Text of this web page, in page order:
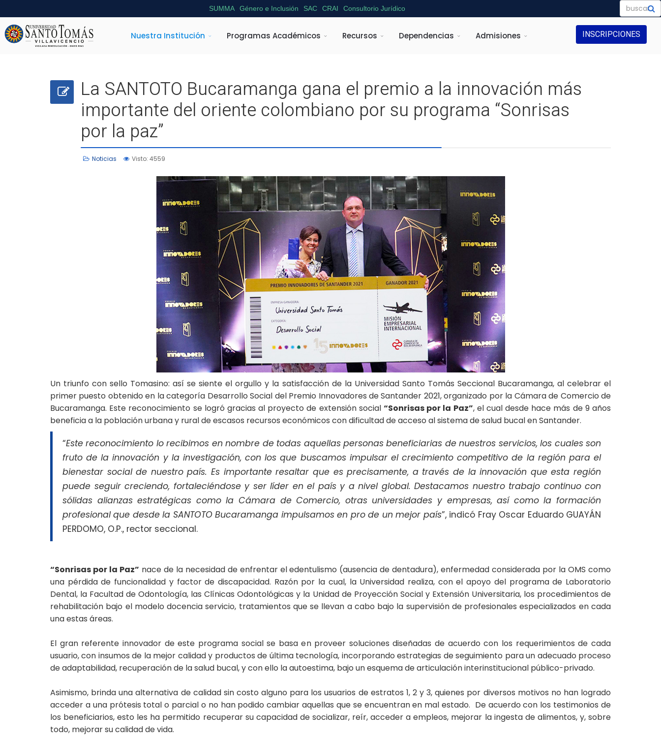
SUMMA Género e Inclusión SAC CRAI Consultorio Jurídico
Nuestra Institución Programas Académicos Recursos Dependencias Admisiones INSCRIPCIONES
La SANTOTO Bucaramanga gana el premio a la innovación más
importante del oriente colombiano por su programa “Sonrisas
por la paz”
Noticias Visto: 4559
Un triunfo con sello Tomasino: así se siente el orgullo y la satisfacción de la Universidad Santo Tomás Seccional Bucaramanga, al celebrar el
primer puesto obtenido en la categoría Desarrollo Social del Premio Innovadores de Santander 2021, organizado por la Cámara de Comercio de
Bucaramanga. Este reconocimiento se logró gracias al proyecto de extensión social “Sonrisas por la Paz”, el cual desde hace más de 9 años
beneficia a la población urbana y rural de escasos recursos económicos con dificultad de acceso al sistema de salud bucal en Santander.
“Este reconocimiento lo recibimos en nombre de todas aquellas personas beneficiarias de nuestros servicios, los cuales son
fruto de la innovación y la investigación, con los que buscamos impulsar el crecimiento competitivo de la región para el
bienestar social de nuestro país. Es importante resaltar que es precisamente, a través de la innovación que esta región
puede seguir creciendo, fortaleciéndose y ser líder en el país y a nivel global. Destacamos nuestro trabajo continuo con
sólidas alianzas estratégicas como la Cámara de Comercio, otras universidades y empresas, así como la formación
profesional que desde la SANTOTO Bucaramanga impulsamos en pro de un mejor país”, indicó Fray Oscar Eduardo GUAYÁN
PERDOMO, O.P., rector seccional.
“Sonrisas por la Paz” nace de la necesidad de enfrentar el edentulismo (ausencia de dentadura), enfermedad considerada por la OMS como
una pérdida de funcionalidad y factor de discapacidad. Razón por la cual, la Universidad realiza, con el apoyo del programa de Laboratorio
Dental, la Facultad de Odontología, las Clínicas Odontológicas y la Unidad de Proyección Social y Extensión Universitaria, los procedimientos de
rehabilitación bajo el modelo docencia servicio, tratamientos que se llevan a cabo bajo la supervisión de profesionales especializados en cada
una estas áreas.
El gran referente innovador de este programa social se basa en proveer soluciones diseñadas de acuerdo con los requerimientos de cada
usuario, con insumos de la mejor calidad y productos de última tecnología, incorporando estrategias de seguimiento para un adecuado proceso
de adaptabilidad, recuperación de la salud bucal, y con ello la autoestima, bajo un esquema de articulación interinstitucional público-privado.
Asimismo, brinda una alternativa de calidad sin costo alguno para los usuarios de estratos 1, 2 y 3, quienes por diversos motivos no han logrado
acceder a una prótesis total o parcial o no han podido cambiar aquellas que se encuentran en mal estado. De acuerdo con los testimonios de
los beneficiarios, esto les ha permitido recuperar su capacidad de socializar, reír, acceder a empleos, mejorar la ingesta de alimentos, y, sobre
todo, mejorar su calidad de vida.